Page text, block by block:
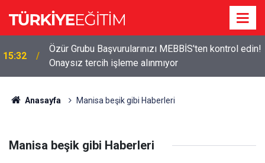
15:32
Özür Grubu Başvurularınızı MEBBİS'ten kontrol edin!
Onaysız tercih işleme alınmıyor
Anasayfa Manisa beşik gibi Haberleri
Manisa beşik gibi Haberleri